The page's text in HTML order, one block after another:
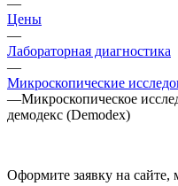
Цены
—
Лабораторная диагностика
—
Микроскопические
—Микроскопическое
демодекс (Demodex)
Оформите заявку на